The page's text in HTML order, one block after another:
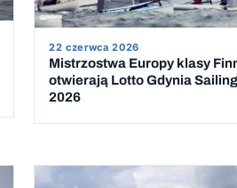
22 czerwca 2026
Mistrzostwa Europy klasy
otwierają Lotto Gdynia
2026